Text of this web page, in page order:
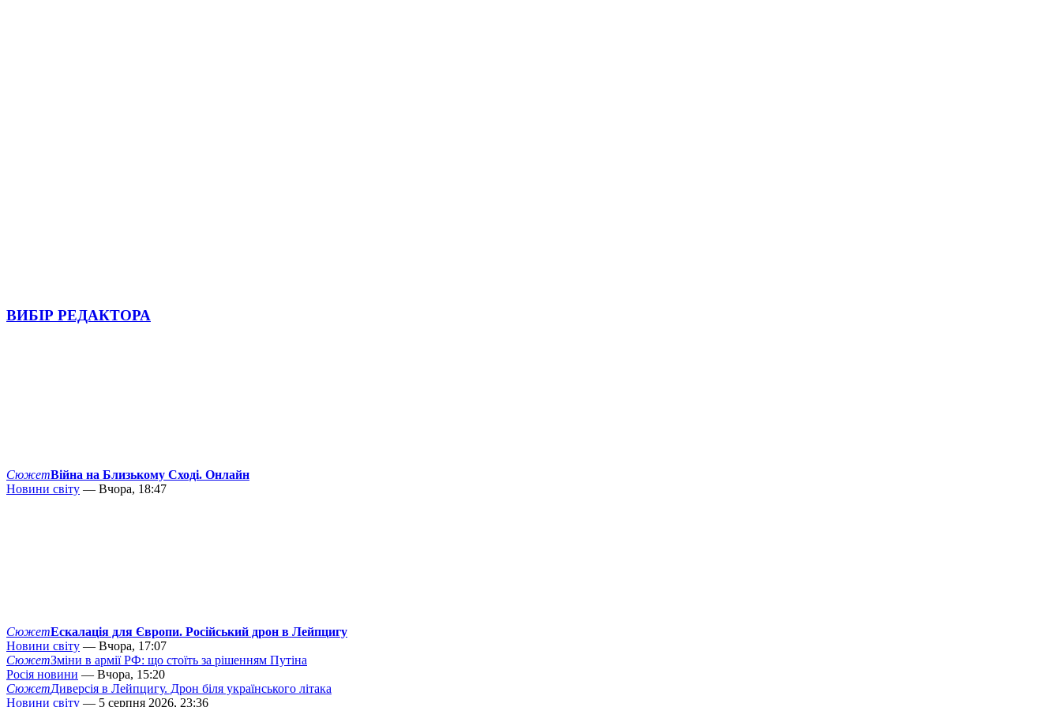
ВИБІР РЕДАКТОРА
СюжетВійна на Близькому Сході. Онлайн
Новини світу — Вчора, 18:47
СюжетЕскалація для Європи. Російський дрон в Лейпцигу
Новини світу — Вчора, 17:07
СюжетЗміни в армії РФ: що стоїть за рішенням Путіна
Росія новини — Вчора, 15:20
СюжетДиверсія в Лейпцигу. Дрон біля українського літака
Новини світу — 5 серпня 2026, 23:36